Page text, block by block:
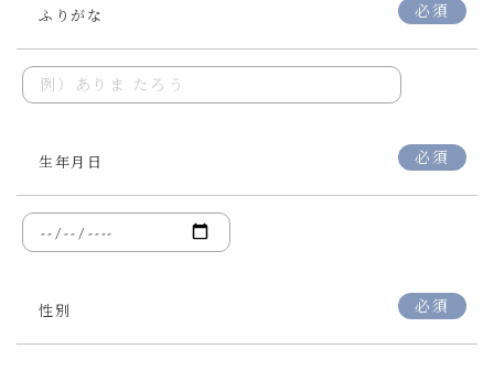
ふりがな 必須
生年月日 必須
性別 必須